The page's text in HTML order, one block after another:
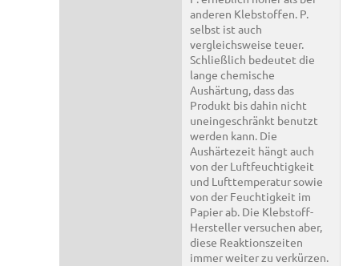
anderen Klebstoffen. P.
selbst ist auch
vergleichsweise teuer.
Schließlich bedeutet die
lange chemische
Aushärtung, dass das
Produkt bis dahin nicht
uneingeschränkt benutzt
werden kann. Die
Aushärtezeit hängt auch
von der Luftfeuchtigkeit
und Lufttemperatur sowie
von der Feuchtigkeit im
Papier ab. Die Klebstoff-
Hersteller versuchen aber,
diese Reaktionszeiten
immer weiter zu verkürzen.